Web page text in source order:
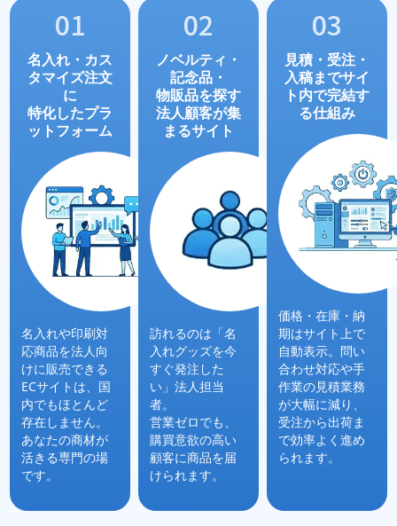
名入れ・カス
タマイズ注文
に
特化したプラ
ットフォーム
名入れや印刷対
応商品を法人向
けに販売できる
ECサイトは、国
内でもほとんど
存在しません。
あなたの商材が
活きる専門の場
です。
ノベルティ・
記念品・
物販品を探す
法人顧客が集
まるサイト
訪れるのは「名
入れグッズを今
すぐ発注 した
い」法人担当
者。
営業ゼロでも、
購買意欲の高い
顧客に商品を届
けられます。
見積・受注・
入稿までサイ
ト内で完結す
る仕組み
価格・在庫・納
期はサイト上で
自動表示。問い
合わせ対応や手
作業の見積業務
が大幅に減り、
受注から出荷ま
で効率よく進め
られます。